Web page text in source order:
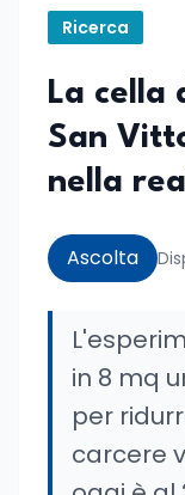
Ricerca
La cella
San
nella
Ascolta
in 8 mq
per
carcere